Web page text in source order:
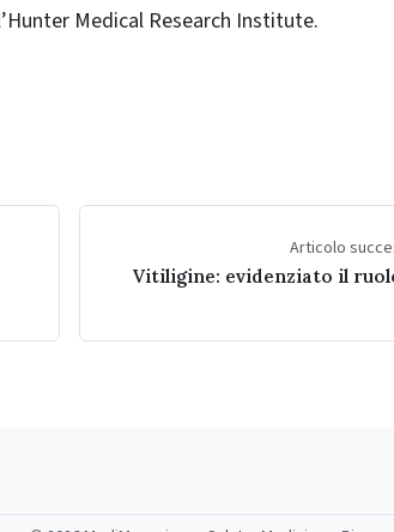
Medical Research Institute.
Articolo
Vitiligine: evidenziato il